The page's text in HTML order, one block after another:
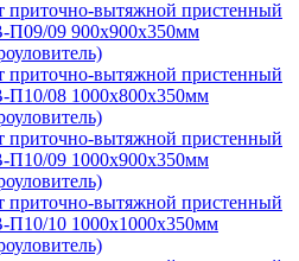
приточно-вытяжной пристенный
П09/09 900х900х350мм
приточно-вытяжной пристенный
08 1000х800х350мм
приточно-вытяжной пристенный
09 1000х900х350мм
приточно-вытяжной пристенный
10 1000х1000х350мм